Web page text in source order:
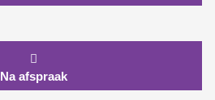
Na afspraak